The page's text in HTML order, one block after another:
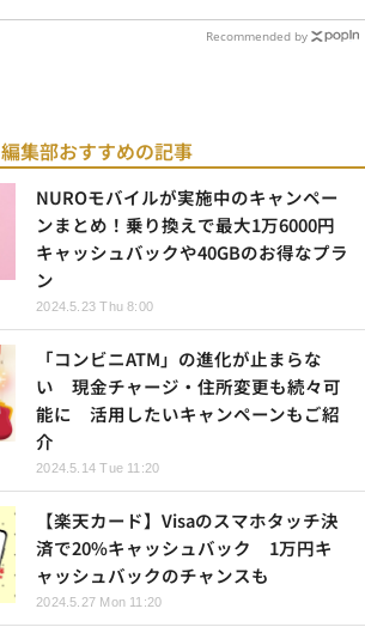
Recommended by
編集部おすすめの記事
NUROモバイルが実施中のキャンペー
ンまとめ！乗り換えで最大1万6000円
キャッシュバックや40GBのお得なプラ
ン
2024.5.23 Thu 8:00
「コンビニATM」の進化が止まらな
い 現金チャージ・住所変更も続々可
能に 活用したいキャンペーンもご紹
介
2024.5.14 Tue 11:20
【楽天カード】Visaのスマホタッチ決
済で20%キャッシュバック 1万円キ
ャッシュバックのチャンスも
2024.5.27 Mon 11:20